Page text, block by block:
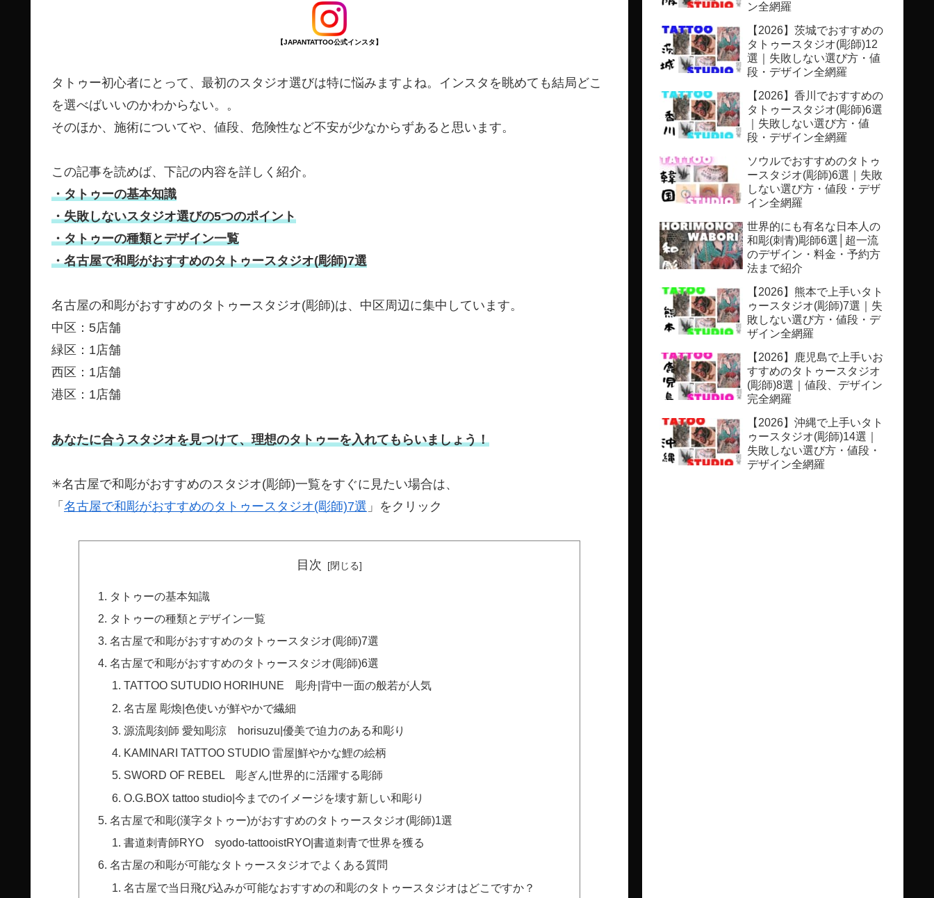
【JAPANTATTOO公式インスタ】
タトゥー初心者にとって、最初のスタジオ選びは特に悩みますよね。インスタを眺めても結局どこ
を選べばいいのかわからない。。
そのほか、施術についてや、値段、危険性など不安が少なからずあると思います。
この記事を読めば、下記の内容を詳しく紹介。
・タトゥーの基本知識
・失敗しないスタジオ選びの5つのポイント
・タトゥーの種類とデザイン一覧
・名古屋で和彫がおすすめのタトゥースタジオ(彫師)7選
名古屋の和彫がおすすめのタトゥースタジオ(彫師)は、中区周辺に集中しています。
中区：5店舗
緑区：1店舗
西区：1店舗
港区：1店舗
あなたに合うスタジオを見つけて、理想のタトゥーを入れてもらいましょう！
✳︎名古屋で和彫がおすすめのスタジオ(彫師)一覧をすぐに見たい場合は、
「 名古屋で和彫がおすすめのタトゥースタジオ(彫師)7選 」をクリック
目次
タトゥーの基本知識
タトゥーの種類とデザイン一覧
名古屋で和彫がおすすめのタトゥースタジオ(彫師)7選
名古屋で和彫がおすすめのタトゥースタジオ(彫師)6選
TATTOO SUTUDIO HORIHUNE 彫舟|背中一面の般若が人気
名古屋 彫煥|色使いが鮮やかで繊細
源流彫刻師 愛知彫涼 horisuzu|優美で迫力のある和彫り
KAMINARI TATTOO STUDIO 雷屋|鮮やかな鯉の絵柄
SWORD OF REBEL 彫ぎん|世界的に活躍する彫師
O.G.BOX tattoo studio|今までのイメージを壊す新しい和彫り
名古屋で和彫(漢字タトゥー)がおすすめのタトゥースタジオ(彫師)1選
書道刺青師RYO syodo-tattooistRYO|書道刺青で世界を獲る
名古屋の和彫が可能なタトゥースタジオでよくある質問
名古屋で当日飛び込みが可能なおすすめの和彫のタトゥースタジオはどこですか？
ン全網羅
【2026】茨城でおすすめの
タトゥースタジオ(彫師)12
選｜失敗しない選び方・値
段・デザイン全網羅
【2026】香川でおすすめの
タトゥースタジオ(彫師)6選
｜失敗しない選び方・値
段・デザイン全網羅
ソウルでおすすめのタトゥ
ースタジオ(彫師)6選｜失敗
しない選び方・値段・デザ
イン全網羅
世界的にも有名な日本人の
和彫(刺青)彫師6選│超一流
のデザイン・料金・予約方
法まで紹介
【2026】熊本で上手いタト
ゥースタジオ(彫師)7選｜失
敗しない選び方・値段・デ
ザイン全網羅
【2026】鹿児島で上手いお
すすめのタトゥースタジオ
(彫師)8選｜値段、デザイン
完全網羅
【2026】沖縄で上手いタト
ゥースタジオ(彫師)14選｜
失敗しない選び方・値段・
デザイン全網羅